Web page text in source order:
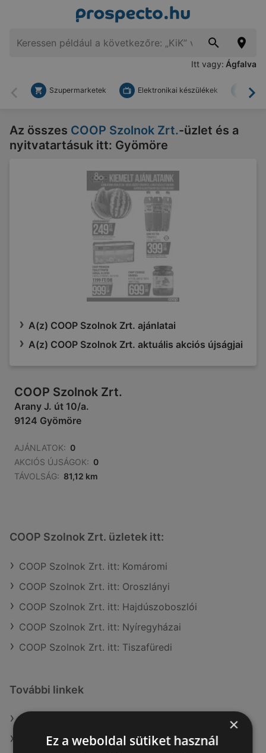
Itt vagy: Ágfalva
Vissza
Szupermarketek Elektronikai készülékek
Az összes COOP Szolnok Zrt.-üzlet és a
nyitvatartásuk itt: Gyömöre
A(z) COOP Szolnok Zrt. ajánlatai
A(z) COOP Szolnok Zrt. aktuális akciós újságjai
COOP Szolnok Zrt.
Arany J. út 10/a.
9124 Gyömöre
AJÁNLATOK: 0
AKCIÓS ÚJSÁGOK: 0
TÁVOLSÁG: 81,12 km
COOP Szolnok Zrt. üzletek itt:
COOP Szolnok Zrt. itt: Komáromi
COOP Szolnok Zrt. itt: Oroszlányi
COOP Szolnok Zrt. itt: Hajdúszoboszlói
COOP Szolnok Zrt. itt: Nyíregyházai
COOP Szolnok Zrt. itt: Tiszafüredi
További linkek
A(z) COOP Szolnok Zrt. ajánlatai
A(z) Müller HU ajánlatai
×
Ez a weboldal sütiket használ